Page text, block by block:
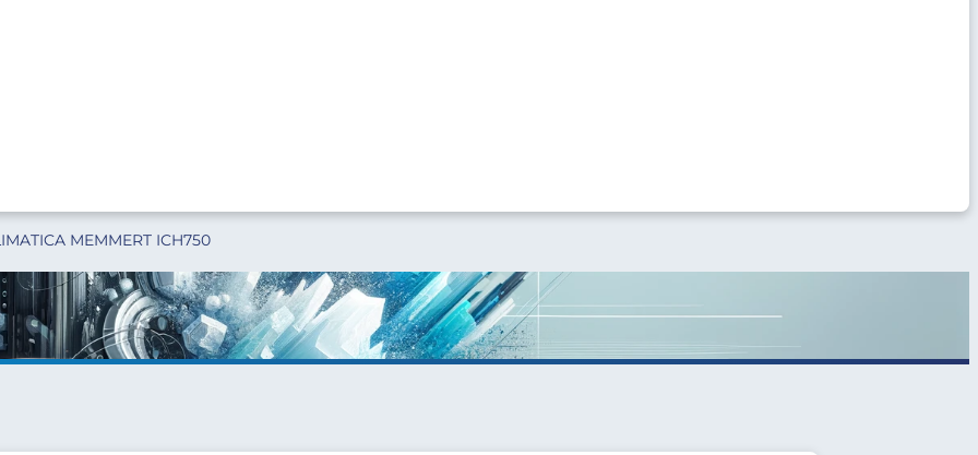
MEMMERT ICH750